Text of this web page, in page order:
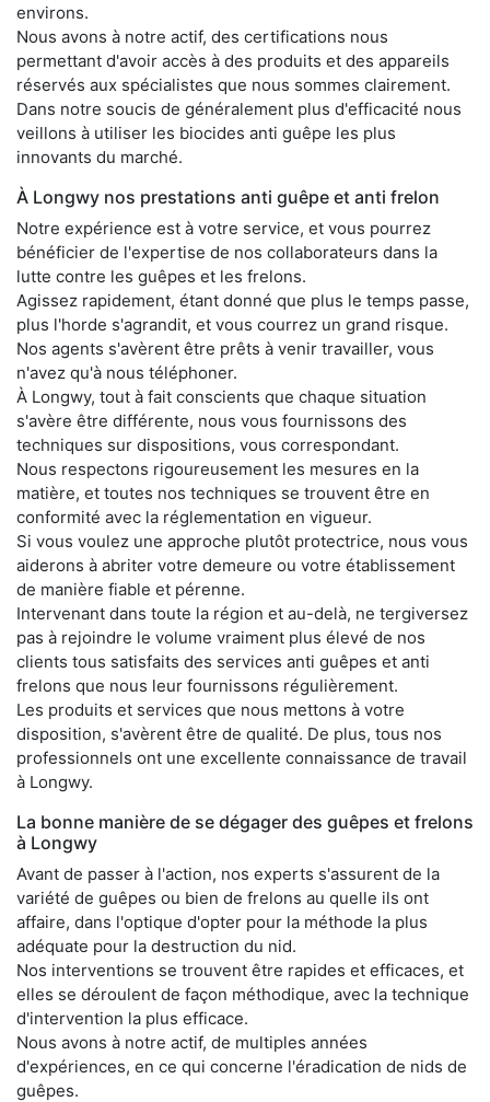
environs.
Nous avons à notre actif, des certifications nous
permettant d'avoir accès à des produits et des appareils
réservés aux spécialistes que nous sommes clairement.
Dans notre soucis de généralement plus d'efficacité nous
veillons à utiliser les biocides anti guêpe les plus
innovants du marché.
À Longwy nos prestations anti guêpe et anti frelon
Notre expérience est à votre service, et vous pourrez
bénéficier de l'expertise de nos collaborateurs dans la
lutte contre les guêpes et les frelons.
Agissez rapidement, étant donné que plus le temps passe,
plus l'horde s'agrandit, et vous courrez un grand risque.
Nos agents s'avèrent être prêts à venir travailler, vous
n'avez qu'à nous téléphoner.
À Longwy, tout à fait conscients que chaque situation
s'avère être différente, nous vous fournissons des
techniques sur dispositions, vous correspondant.
Nous respectons rigoureusement les mesures en la
matière, et toutes nos techniques se trouvent être en
conformité avec la réglementation en vigueur.
Si vous voulez une approche plutôt protectrice, nous vous
aiderons à abriter votre demeure ou votre établissement
de manière fiable et pérenne.
Intervenant dans toute la région et au-delà, ne tergiversez
pas à rejoindre le volume vraiment plus élevé de nos
clients tous satisfaits des services anti guêpes et anti
frelons que nous leur fournissons régulièrement.
Les produits et services que nous mettons à votre
disposition, s'avèrent être de qualité. De plus, tous nos
professionnels ont une excellente connaissance de travail
à Longwy.
La bonne manière de se dégager des guêpes et frelons
à Longwy
Avant de passer à l'action, nos experts s'assurent de la
variété de guêpes ou bien de frelons au quelle ils ont
affaire, dans l'optique d'opter pour la méthode la plus
adéquate pour la destruction du nid.
Nos interventions se trouvent être rapides et efficaces, et
elles se déroulent de façon méthodique, avec la technique
d'intervention la plus efficace.
Nous avons à notre actif, de multiples années
d'expériences, en ce qui concerne l'éradication de nids de
guêpes.